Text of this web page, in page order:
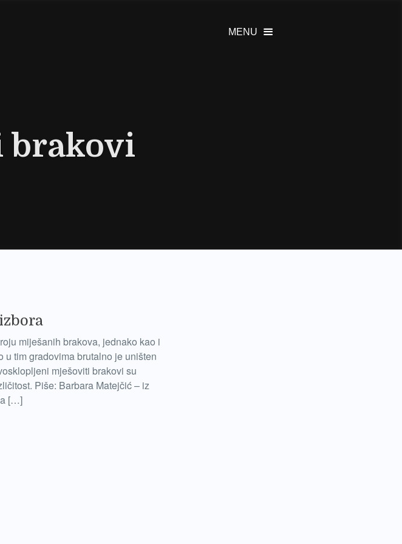
MENU 
brakovi
miješanih brakova, jednako kao i
u tim gradovima brutalno je uništen
mješoviti brakovi su
Piše: Barbara Matejčić – iz
[…]